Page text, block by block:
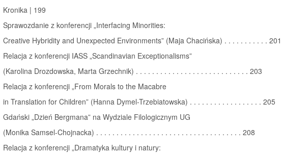
Kronika | 199
Sprawozdanie z konferencji „Interfacing Minorities:
Creative Hybridity and Unexpected Environments” (Maja Chacińska) . . . . . . . . . . . 201
Relacja z konferencji IASS „Scandinavian Exceptionalisms”
(Karolina Drozdowska, Marta Grzechnik) . . . . . . . . . . . . . . . . . . . . . . . . . . . . 203
Relacja z konferencji „From Morals to the Macabre
in Translation for Children” (Hanna Dymel-Trzebiatowska) . . . . . . . . . . . . . . . . . . 205
Gdański „Dzień Bergmana” na Wydziale Filologicznym UG
(Monika Samsel-Chojnacka) . . . . . . . . . . . . . . . . . . . . . . . . . . . . . . . . . . . . 208
Relacja z konferencji „Dramatyka kultury i natury: